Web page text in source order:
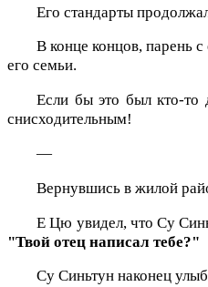
Его стандарты
В конце концов, парень
его семьи.
Если бы это был кто-
снисходительным!
—
Вернувшись в жилой
Е Цю увидел, что Су
"Твой отец написал тебе?"
Су Синьтун наконец